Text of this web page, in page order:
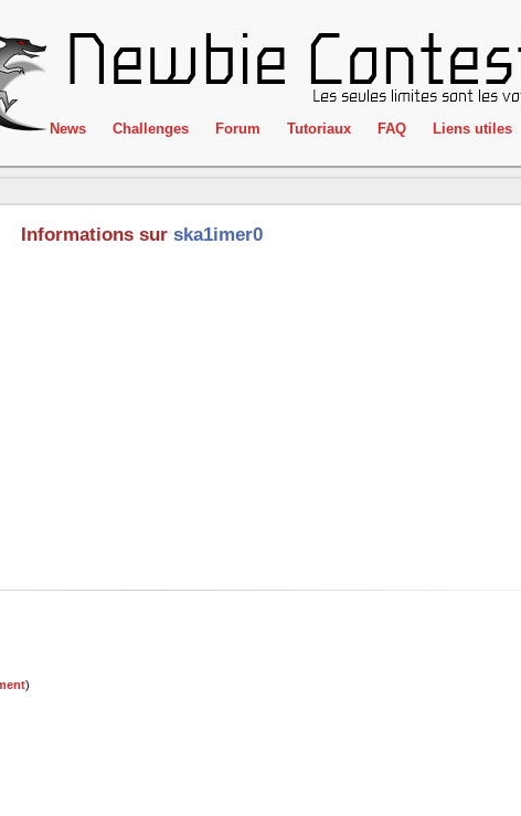
News Challenges
ClientSide
Forensics
Forum Tutoriaux FAQ Liens utiles
IRC
Newbie
Informations surska1imer0
)